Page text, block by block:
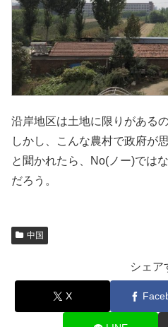
沿岸地区は土地に限りがある
しかし、こんな農村で政府が
と聞かれたら、No(ノー)では
だろう。
中国
シェア
X